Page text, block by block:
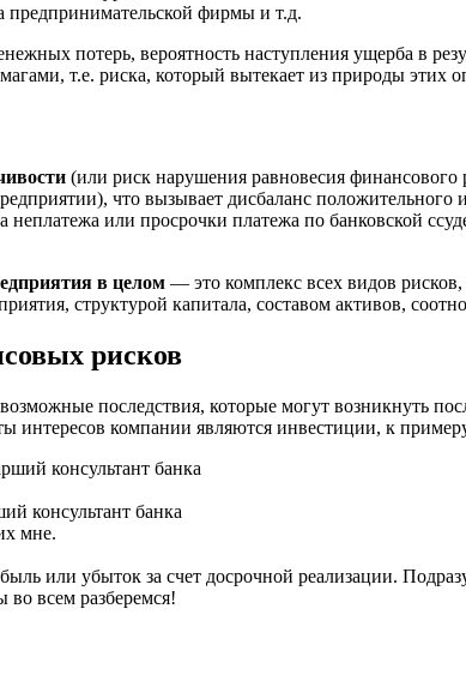
предпринимательской фирмы и т.д.
потерь, вероятность наступления ущерба в
т.е. риска, который вытекает из природы этих
(или риск нарушения равновесия финансового
что вызывает дисбаланс
неплатежа или просрочки платежа по банковской
в целом — это комплекс всех видов
структурой капитала, составом активов,
рисков
последствия, которые могут возникнуть
интересов компании являются инвестиции, к
консультант банка
мне.
или убыток за счет досрочной реализации.
всем разберемся!